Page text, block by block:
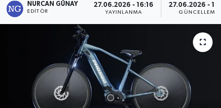
NURCAN GÜNAY
EDITÖR
27.06.2026 - 16:16
YAYINLANMA
27.06.2026 -
GÜNCELLEME
Ekonomi
Emet